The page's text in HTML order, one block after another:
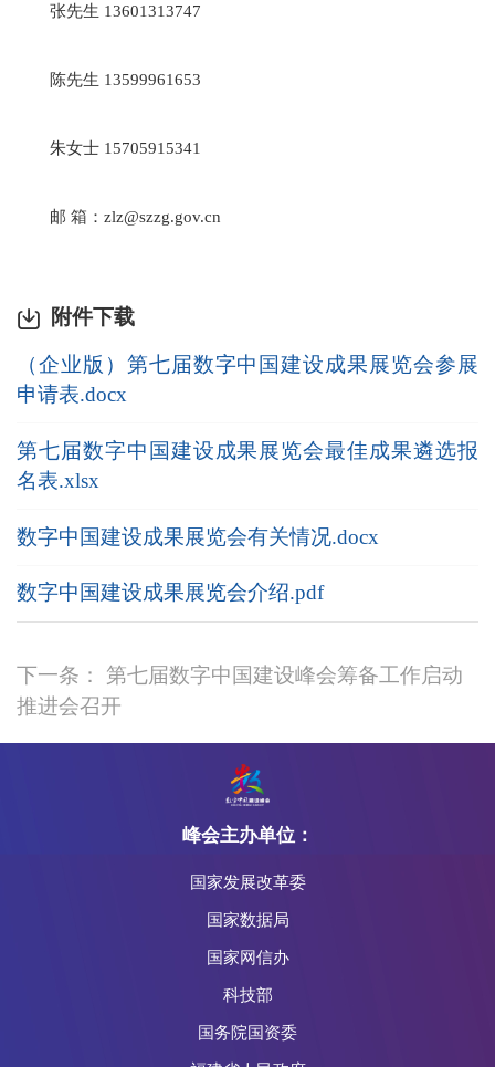
张先生 13601313747
陈先生 13599961653
朱女士 15705915341
邮 箱：zlz@szzg.gov.cn
附件下载
（企业版）第七届数字中国建设成果展览会参展
申请表.docx
第七届数字中国建设成果展览会最佳成果遴选报
名表.xlsx
数字中国建设成果展览会有关情况.docx
数字中国建设成果展览会介绍.pdf
下一条： 第七届数字中国建设峰会筹备工作启动
推进会召开
峰会主办单位：
国家发展改革委
国家数据局
国家网信办
科技部
国务院国资委